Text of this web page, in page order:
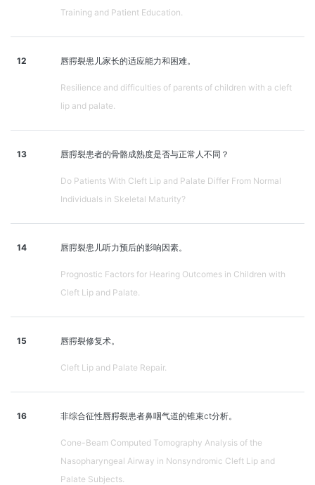
Training and Patient Education.
12 唇腭裂患儿家长的适应能力和困难。
Resilience and difficulties of parents of children with a cleft
lip and palate.
13 唇腭裂患者的骨骼成熟度是否与正常人不同？
Do Patients With Cleft Lip and Palate Differ From Normal
Individuals in Skeletal Maturity?
14 唇腭裂患儿听力预后的影响因素。
Prognostic Factors for Hearing Outcomes in Children with
Cleft Lip and Palate.
15 唇腭裂修复术。
Cleft Lip and Palate Repair.
16 非综合征性唇腭裂患者鼻咽气道的锥束ct分析。
Cone-Beam Computed Tomography Analysis of the
Nasopharyngeal Airway in Nonsyndromic Cleft Lip and
Palate Subjects.